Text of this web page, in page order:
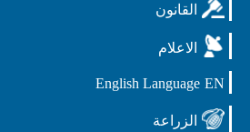
القانون
الاعلام
EN
English Language
الزراعة